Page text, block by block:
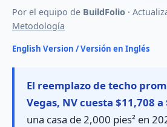
Por el equipo de BuildFolio ·
Metodología
English Version / Versión en Inglés
El reemplazo de techo
Vegas, NV cuesta $11,708 a
una casa de 2,000 pies² en